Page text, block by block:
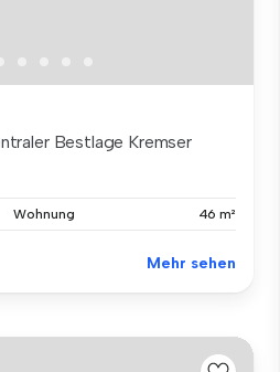
Bestlage Kremser
Wohnung 46 m²
Mehr sehen